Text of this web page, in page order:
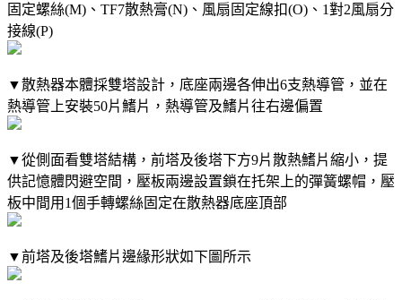
固定螺絲(M)、TF7散熱膏(N)、風扇固定線扣(O)、1對2風扇分
接線(P)
▼散熱器本體採雙塔設計，底座兩邊各伸出6支熱導管，並在
熱導管上安裝50片鰭片，熱導管及鰭片往右邊偏置
▼從側面看雙塔結構，前塔及後塔下方9片散熱鰭片縮小，提
供記憶體閃避空間，壓板兩邊設置鎖在托架上的彈簧螺帽，壓
板中間用1個手轉螺絲固定在散熱器底座頂部
▼前塔及後塔鰭片邊緣形狀如下圖所示